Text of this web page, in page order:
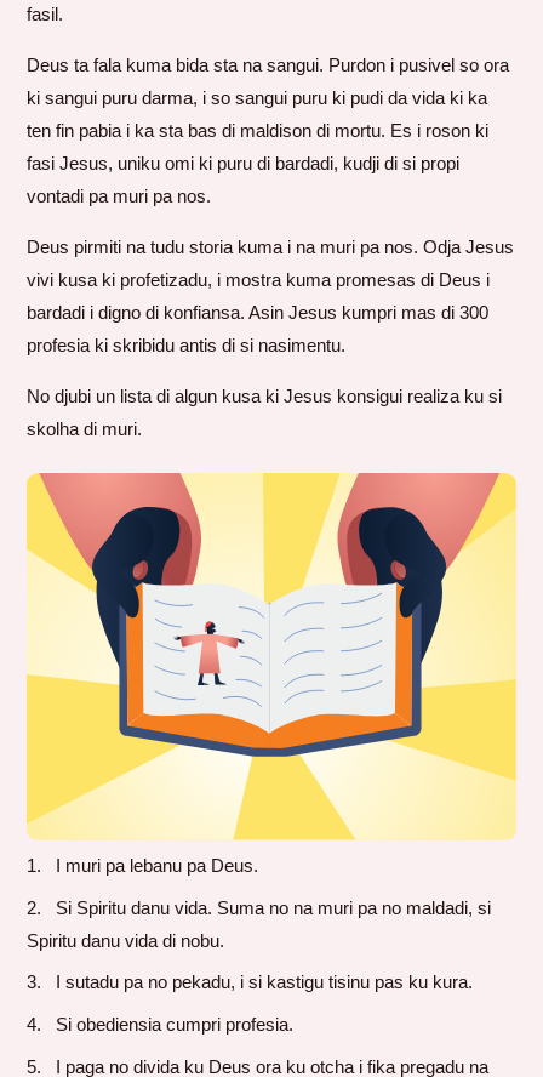
fasil.
Deus ta fala kuma bida sta na sangui. Purdon i pusivel so ora
ki sangui puru darma, i so sangui puru ki pudi da vida ki ka
ten fin pabia i ka sta bas di maldison di mortu. Es i roson ki
fasi Jesus, uniku omi ki puru di bardadi, kudji di si propi
vontadi pa muri pa nos.
Deus pirmiti na tudu storia kuma i na muri pa nos. Odja Jesus
vivi kusa ki profetizadu, i mostra kuma promesas di Deus i
bardadi i digno di konfiansa. Asin Jesus kumpri mas di 300
profesia ki skribidu antis di si nasimentu.
No djubi un lista di algun kusa ki Jesus konsigui realiza ku si
skolha di muri.
I muri pa lebanu pa Deus.
Si Spiritu danu vida. Suma no na muri pa no maldadi, si
Spiritu danu vida di nobu.
I sutadu pa no pekadu, i si kastigu tisinu pas ku kura.
Si obediensia cumpri profesia.
I paga no divida ku Deus ora ku otcha i fika pregadu na